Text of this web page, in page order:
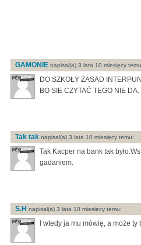
GAMONIE napisal(a) 3 lata 10 miesięcy
DO SZKOŁY ZASAD
BO SIE CZYTAĆ TEGO NIE DA.
Tak tak napisal(a) 3 lata 10 miesięcy temu:
Tak Kacper na bank tak
gadaniem.
S.H napisal(a) 3 lata 10 miesięcy temu:
I wtedy ja mu mówię, a może ty